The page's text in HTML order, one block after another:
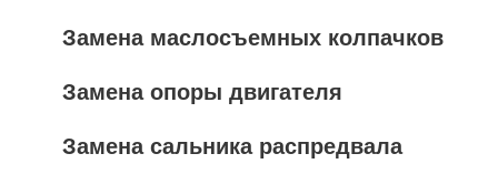
Замена маслосъемных колпачков
Замена опоры двигателя
Замена сальника распредвала